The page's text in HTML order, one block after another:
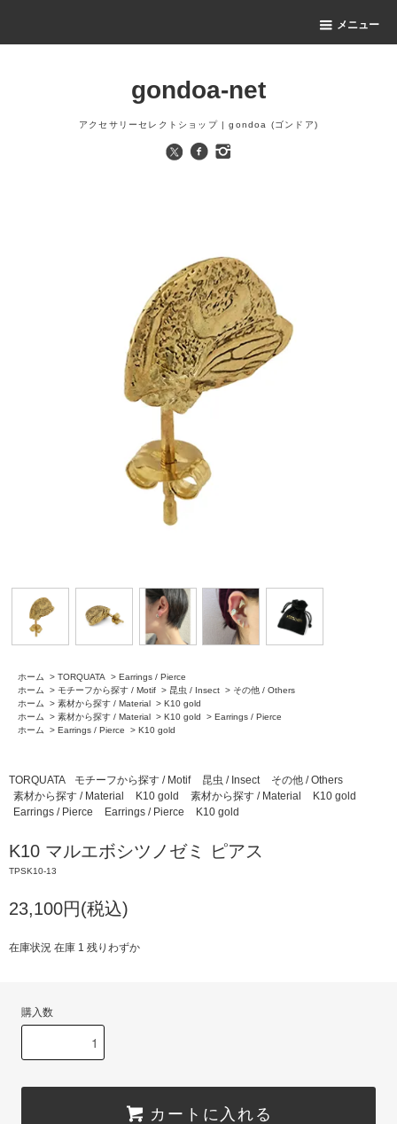
メニュー
gondoa-net
アクセサリーセレクトショップ | gondoa (ゴンドア)
ホーム > TORQUATA > Earrings / Pierce
ホーム
> モチーフから探す / Motif > 昆虫 / Insect > その他 / Others
ホーム
> 素材から探す / Material > K10 gold
ホーム
> 素材から探す / Material > K10 gold > Earrings / Pierce
ホーム
> Earrings / Pierce > K10 gold
TORQUATA モチーフから探す / Motif 昆虫 / Insect
その他 / Others
素材から探す / Material
K10 gold 素材から探す / Material
K10 gold
Earrings / Pierce
Earrings / Pierce K10 gold
K10 マルエボシツノゼミ ピアス
TPSK10-13
23,100円(税込)
在庫状況 在庫 1 残りわずか
購入数
カートに入れる